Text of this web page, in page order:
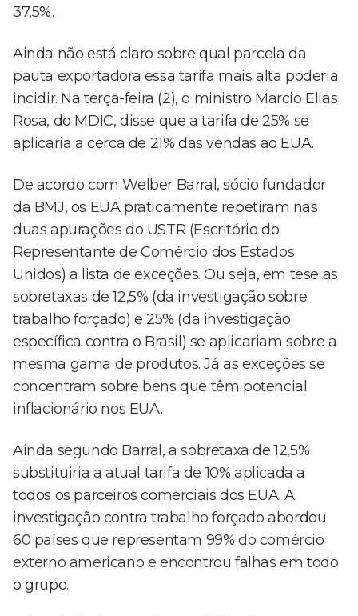
37,5%.
Ainda não está claro sobre qual parcela da
pauta exportadora essa tarifa mais alta poderia
incidir. Na terça-feira (2), o ministro Marcio Elias
Rosa, do MDIC, disse que a tarifa de 25% se
aplicaria a cerca de 21% das vendas ao EUA.
De acordo com Welber Barral, sócio fundador
da BMJ, os EUA praticamente repetiram nas
duas apurações do USTR (Escritório do
Representante de Comércio dos Estados
Unidos) a lista de exceções. Ou seja, em tese as
sobretaxas de 12,5% (da investigação sobre
trabalho forçado) e 25% (da investigação
específica contra o Brasil) se aplicariam sobre a
mesma gama de produtos. Já as exceções se
concentram sobre bens que têm potencial
inflacionário nos EUA.
Ainda segundo Barral, a sobretaxa de 12,5%
substituiria a atual tarifa de 10% aplicada a
todos os parceiros comerciais dos EUA. A
investigação contra trabalho forçado abordou
60 países que representam 99% do comércio
externo americano e encontrou falhas em todo
o grupo.